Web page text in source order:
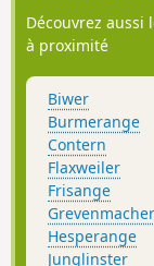
Découvrez aussi
à proximité
Biwer
Burmerange
Contern
Flaxweiler
Frisange
Grevenmacher
Hesperange
Junglinster